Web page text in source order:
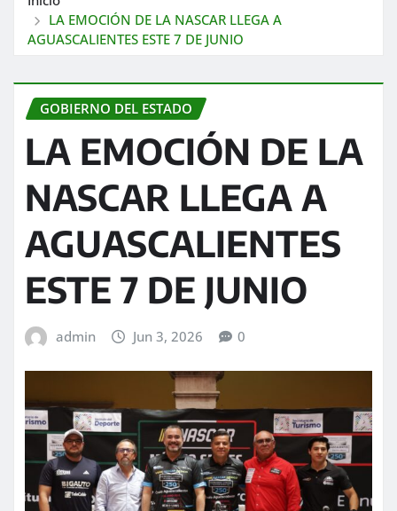
LA EMOCIÓN DE LA NASCAR LLEGA A
AGUASCALIENTES ESTE 7 DE JUNIO
GOBIERNO DEL ESTADO
LA EMOCIÓN DE LA
NASCAR LLEGA A
AGUASCALIENTES
ESTE 7 DE JUNIO
admin Jun 3, 2026 0